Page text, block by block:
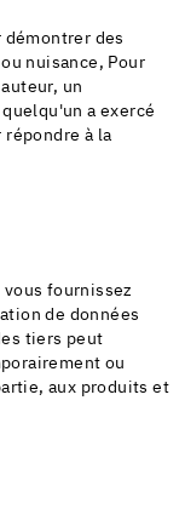
des
nuisance, Pour
un
a exercé
à la
fournissez
de données
tiers peut
ou
aux produits et